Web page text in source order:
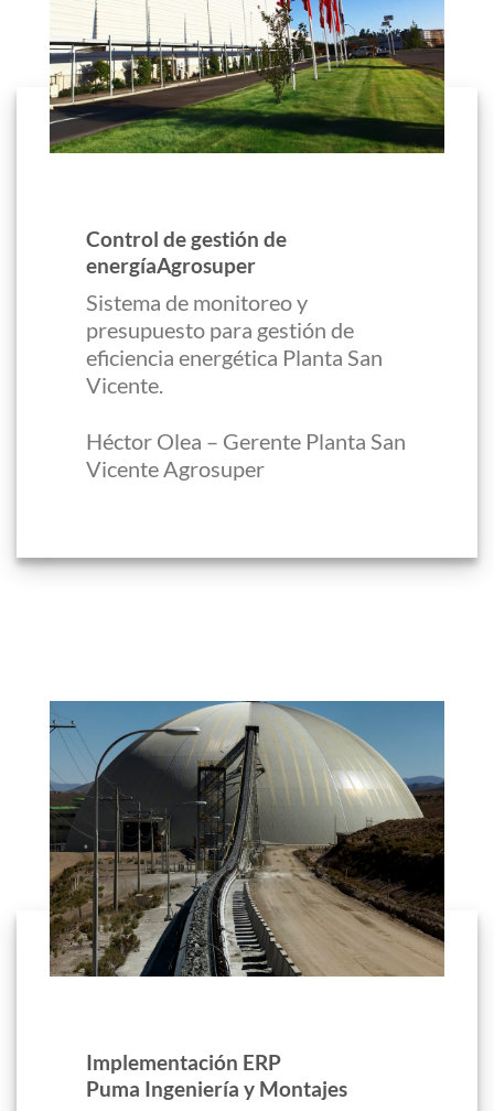
Control de gestión de
energíaAgrosuper
Sistema de monitoreo y
presupuesto para gestión de
eficiencia energética Planta San
Vicente.
Héctor Olea – Gerente Planta San
Vicente Agrosuper
Implementación ERP
Puma Ingeniería y Montajes